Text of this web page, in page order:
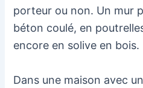
porteur ou non. Un mur
béton coulé, en
encore en solive en bois.
Dans une maison avec